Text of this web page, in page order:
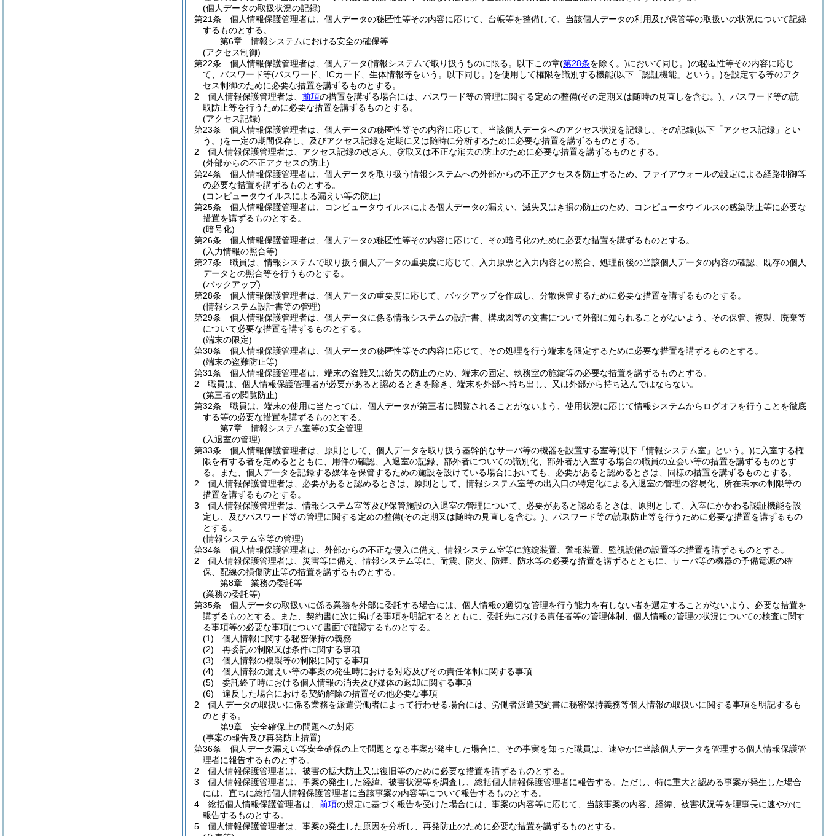
(個人データの取扱状況の記録)
第21条
個人情報保護管理者は、個人データの秘匿性等その内容に応じて、台帳等を整備して、当該個人データの利用及び保管等の取扱いの状況について記録
するものとする。
第6章
情報システムにおける安全の確保等
(アクセス制御)
第22条
個人情報保護管理者は、個人データ(情報システムで取り扱うものに限る。以下この章(第28条を除く。)において同じ。)の秘匿性等その内容に応じ
て、パスワード等(パスワード、ICカード、生体情報等をいう。以下同じ。)を使用して権限を識別する機能(以下「認証機能」という。)を設定する等のアク
セス制御のために必要な措置を講ずるものとする。
2
個人情報保護管理者は、 前項の措置を講ずる場合には、パスワード等の管理に関する定めの整備(その定期又は随時の見直しを含む。) 、パスワード等の読
取防止等を行うために必要な措置を講ずるものとする。
(アクセス記録)
第23条
個人情報保護管理者は、個人データの秘匿性等その内容に応じて、当該個人データへのアクセス状況を記録し、その記録(以下「アクセス記録」とい
う。)を一定の期間保存し、及びアクセス記録を定期に又は随時に分析するために必要な措置を講ずるものとする。
2
個人情報保護管理者は、アクセス記録の改ざん、窃取又は不正な消去の防止のために必要な措置を講ずるものとする。
(外部からの不正アクセスの防止)
第24条
個人情報保護管理者は、個人データを取り扱う情報システムへの外部からの不正アクセスを防止するため、ファイアウォールの設定による経路制御等
の必要な措置を講ずるものとする。
(コンピュータウイルスによる漏えい等の防止)
第25条
個人情報保護管理者は、コンピュータウイルスによる個人データの漏えい、滅失又はき損の防止のため、コンピュータウイルスの感染防止等に必要な
措置を講ずるものとする。
(暗号化)
第26条
個人情報保護管理者は、個人データの秘匿性等その内容に応じて、その暗号化のために必要な措置を講ずるものとする。
(入力情報の照合等)
第27条
職員は、情報システムで取り扱う個人データの重要度に応じて、入力原票と入力内容との照合、処理前後の当該個人データの内容の確認、既存の個人
データとの照合等を行うものとする。
(バックアップ)
第28条
個人情報保護管理者は、個人データの重要度に応じて、バックアップを作成し、分散保管するために必要な措置を講ずるものとする。
(情報システム設計書等の管理)
第29条
個人情報保護管理者は、個人データに係る情報システムの設計書、構成図等の文書について外部に知られることがないよう、その保管、複製、廃棄等
について必要な措置を講ずるものとする。
(端末の限定)
第30条
個人情報保護管理者は、個人データの秘匿性等その内容に応じて、その処理を行う端末を限定するために必要な措置を講ずるものとする。
(端末の盗難防止等)
第31条
個人情報保護管理者は、端末の盗難又は紛失の防止のため、端末の固定、執務室の施錠等の必要な措置を講ずるものとする。
2
職員は、個人情報保護管理者が必要があると認めるときを除き、端末を外部へ持ち出し、又は外部から持ち込んではならない。
(第三者の閲覧防止)
第32条
職員は、端末の使用に当たっては、個人データが第三者に閲覧されることがないよう、使用状況に応じて情報システムからログオフを行うことを徹底
する等の必要な措置を講ずるものとする。
第7章
情報システム室等の安全管理
(入退室の管理)
第33条
個人情報保護管理者は、原則として、個人データを取り扱う基幹的なサーバ等の機器を設置する室等(以下「情報システム室」という。)に入室する権
限を有する者を定めるとともに、用件の確認、入退室の記録、部外者についての識別化、部外者が入室する場合の職員の立会い等の措置を講ずるものとす
る。
また、個人データを記録する媒体を保管するための施設を設けている場合においても、必要があると認めるときは、同様の措置を講ずるものとする。
2
個人情報保護管理者は、必要があると認めるときは、原則として、情報システム室等の出入口の特定化による入退室の管理の容易化、所在表示の制限等の
措置を講ずるものとする。
3
個人情報保護管理者は、情報システム室等及び保管施設の入退室の管理について、必要があると認めるときは、原則として、入室にかかわる認証機能を設
定し、及びパスワード等の管理に関する定めの整備(その定期又は随時の見直しを含む。) 、パスワード等の読取防止等を行うために必要な措置を講ずるもの
とする。
(情報システム室等の管理)
第34条
個人情報保護管理者は、外部からの不正な侵入に備え、情報システム室等に施錠装置、警報装置、監視設備の設置等の措置を講ずるものとする。
2
個人情報保護管理者は、災害等に備え、情報システム等に、耐震、防火、防煙、防水等の必要な措置を講ずるとともに、サーバ等の機器の予備電源の確
保、配線の損傷防止等の措置を講ずるものとする。
第8章
業務の委託等
(業務の委託等)
第35条
個人データの取扱いに係る業務を外部に委託する場合には、個人情報の適切な管理を行う能力を有しない者を選定することがないよう、必要な措置を
講ずるものとする。
また、契約書に次に掲げる事項を明記するとともに、委託先における責任者等の管理体制、個人情報の管理の状況についての検査に関す
る事項等の必要な事項について書面で確認するものとする。
(1)
個人情報に関する秘密保持の義務
(2)
再委託の制限又は条件に関する事項
(3)
個人情報の複製等の制限に関する事項
(4)
個人情報の漏えい等の事案の発生時における対応及びその責任体制に関する事項
(5)
委託終了時における個人情報の消去及び媒体の返却に関する事項
(6)
違反した場合における契約解除の措置その他必要な事項
2
個人データの取扱いに係る業務を派遣労働者によって行わせる場合には、労働者派遣契約書に秘密保持義務等個人情報の取扱いに関する事項を明記するも
のとする。
第9章
安全確保上の問題への対応
(事案の報告及び再発防止措置)
第36条
個人データ漏えい等安全確保の上で問題となる事案が発生した場合に、その事実を知った職員は、速やかに当該個人データを管理する個人情報保護管
理者に報告するものとする。
2
個人情報保護管理者は、被害の拡大防止又は復旧等のために必要な措置を講ずるものとする。
3
個人情報保護管理者は、事案の発生した経緯、被害状況等を調査し、総括個人情報保護管理者に報告する。 ただし、特に重大と認める事案が発生した場合
には、直ちに総括個人情報保護管理者に当該事案の内容等について報告するものとする。
4
総括個人情報保護管理者は、 前項の規定に基づく報告を受けた場合には、事案の内容等に応じて、当該事案の内容、経緯、被害状況等を理事長に速やかに
報告するものとする。
5
個人情報保護管理者は、事案の発生した原因を分析し、再発防止のために必要な措置を講ずるものとする。